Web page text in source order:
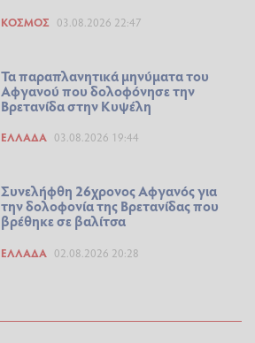
ΚΌΣΜΟΣ 03.08.2026 22:47
Τα παραπλανητικά μηνύματα του
Αφγανού που δολοφόνησε την
Βρετανίδα στην Κυψέλη
ΕΛΛΆΔΑ 03.08.2026 19:44
Συνελήφθη 26χρονος Αφγανός για
την δολοφονία της Βρετανίδας που
βρέθηκε σε βαλίτσα
ΕΛΛΆΔΑ 02.08.2026 20:28